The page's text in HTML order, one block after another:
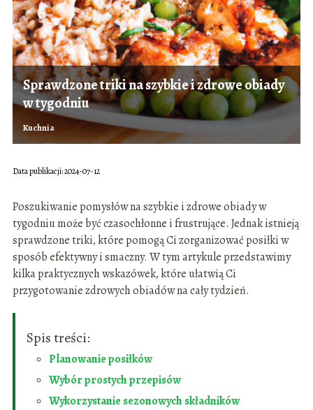
Sprawdzone triki na szybkie i zdrowe obiady
w tygodniu
Kuchnia
Data publikacji: 2024-07-12
Poszukiwanie pomysłów na szybkie i zdrowe obiady w
tygodniu może być czasochłonne i frustrujące. Jednak istnieją
sprawdzone triki, które pomogą Ci zorganizować posiłki w
sposób efektywny i smaczny. W tym artykule przedstawimy
kilka praktycznych wskazówek, które ułatwią Ci
przygotowanie zdrowych obiadów na cały tydzień.
Spis treści:
Planowanie posiłków
Wybór prostych przepisów
Wykorzystanie sezonowych składników